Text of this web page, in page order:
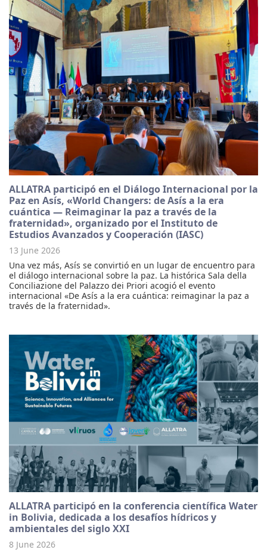
ALLATRA participó en el Diálogo Internacional por la
Paz en Asís, «World Changers: de Asís a la era
cuántica — Reimaginar la paz a través de la
fraternidad», organizado por el Instituto de
Estudios Avanzados y Cooperación (IASC)
13 June 2026
Una vez más, Asís se convirtió en un lugar de encuentro para
el diálogo internacional sobre la paz. La histórica Sala della
Conciliazione del Palazzo dei Priori acogió el evento
internacional «De Asís a la era cuántica: reimaginar la paz a
través de la fraternidad».
ALLATRA participó en la conferencia científica Water
in Bolivia, dedicada a los desafíos hídricos y
ambientales del siglo XXI
8 June 2026